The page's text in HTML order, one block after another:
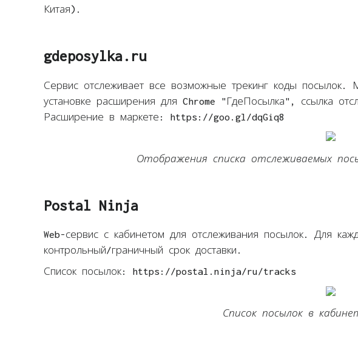
Китая).
gdeposylka.ru
Сервис отслеживает все возможные трекинг коды
установке расширения для Chrome "ГдеПосылка", ссылка
Расширение в маркете: https://goo.gl/dqGiq8
Отображения списка отслеживаемых
Postal Ninja
Web-сервис с кабинетом для отслеживания посылок. Для
контрольный/граничный срок доставки.
Список посылок: https://postal.ninja/ru/tracks
Список посылок в